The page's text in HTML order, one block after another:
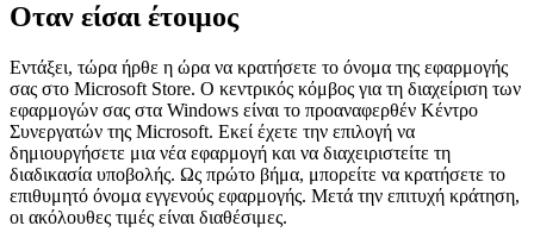
πολύ φθηνότερο από το κόστος συνδρομής των 99 ευρώ της Apple,
το οποίο πρέπει να ανανεώνεται κάθε χρόνο.
Οταν είσαι έτοιμος
Εντάξει, τώρα ήρθε η ώρα να κρατήσετε το όνομα της εφαρμογής
σας στο Microsoft Store. Ο κεντρικός κόμβος για τη διαχείριση των
εφαρμογών σας στα Windows είναι το προαναφερθέν Κέντρο
Συνεργατών της Microsoft. Εκεί έχετε την επιλογή να
δημιουργήσετε μια νέα εφαρμογή και να διαχειριστείτε τη